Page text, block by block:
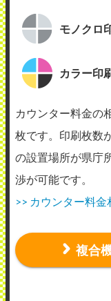
モノクロ
カラー印
カウンター料金の
枚です。印刷枚数
の設置場所が県庁
渉が可能です。
>> カウンター料
複合